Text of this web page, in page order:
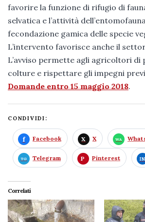
favorire la funzione di rifugio di
selvatica e l’attività
fecondazione gamica delle specie
L’intervento favorisce anche il
L’avviso permette agli agricoltori di
colture e rispettare gli impegni
Domande entro 15 maggio 2018.
CONDIVIDI:
Facebook X
Telegram Pinterest
Correlati